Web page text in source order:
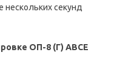
нескольких секунд
ОП-8 (Г) АВСЕ